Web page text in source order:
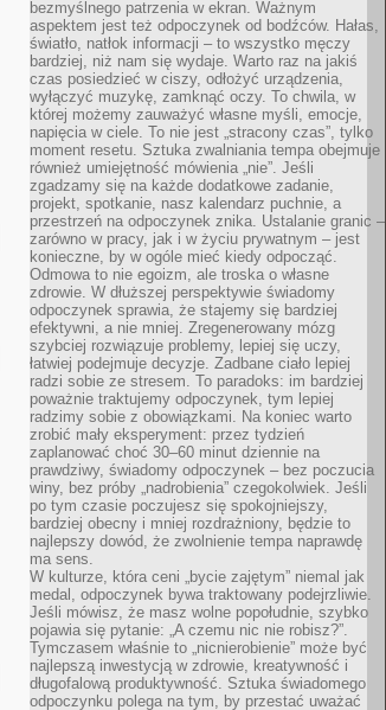
bezmyślnego patrzenia w ekran. Ważnym
aspektem jest też odpoczynek od bodźców. Hałas,
światło, natłok informacji – to wszystko męczy
bardziej, niż nam się wydaje. Warto raz na jakiś
czas posiedzieć w ciszy, odłożyć urządzenia,
wyłączyć muzykę, zamknąć oczy. To chwila, w
której możemy zauważyć własne myśli, emocje,
napięcia w ciele. To nie jest „stracony czas”, tylko
moment resetu. Sztuka zwalniania tempa obejmuje
również umiejętność mówienia „nie”. Jeśli
zgadzamy się na każde dodatkowe zadanie,
projekt, spotkanie, nasz kalendarz puchnie, a
przestrzeń na odpoczynek znika. Ustalanie granic –
zarówno w pracy, jak i w życiu prywatnym – jest
konieczne, by w ogóle mieć kiedy odpocząć.
Odmowa to nie egoizm, ale troska o własne
zdrowie. W dłuższej perspektywie świadomy
odpoczynek sprawia, że stajemy się bardziej
efektywni, a nie mniej. Zregenerowany mózg
szybciej rozwiązuje problemy, lepiej się uczy,
łatwiej podejmuje decyzje. Zadbane ciało lepiej
radzi sobie ze stresem. To paradoks: im bardziej
poważnie traktujemy odpoczynek, tym lepiej
radzimy sobie z obowiązkami. Na koniec warto
zrobić mały eksperyment: przez tydzień
zaplanować choć 30–60 minut dziennie na
prawdziwy, świadomy odpoczynek – bez poczucia
winy, bez próby „nadrobienia” czegokolwiek. Jeśli
po tym czasie poczujesz się spokojniejszy,
bardziej obecny i mniej rozdrażniony, będzie to
najlepszy dowód, że zwolnienie tempa naprawdę
ma sens.
W kulturze, która ceni „bycie zajętym” niemal jak
medal, odpoczynek bywa traktowany podejrzliwie.
Jeśli mówisz, że masz wolne popołudnie, szybko
pojawia się pytanie: „A czemu nic nie robisz?”.
Tymczasem właśnie to „nicnierobienie” może być
najlepszą inwestycją w zdrowie, kreatywność i
długofalową produktywność. Sztuka świadomego
odpoczynku polega na tym, by przestać uważać